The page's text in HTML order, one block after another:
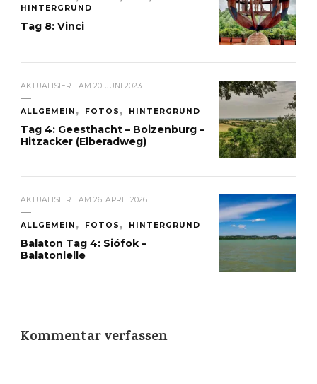
HINTERGRUND
Tag 8: Vinci
AKTUALISIERT AM 20. JUNI 2023
ALLGEMEIN FOTOS HINTERGRUND
Tag 4: Geesthacht – Boizenburg –
Hitzacker (Elberadweg)
AKTUALISIERT AM 26. APRIL 2026
ALLGEMEIN FOTOS HINTERGRUND
Balaton Tag 4: Siófok –
Balatonlelle
Kommentar verfassen